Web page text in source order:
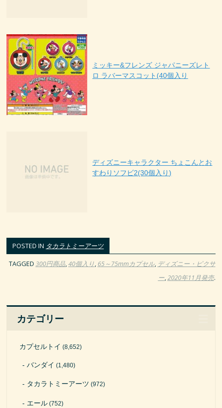
ミッキー&フレンズ ジャパニーズレト
ロ ラバーマスコット(40個入り
ディズニーキャラクター ちょこんとお
すわりソフビ2(30個入り)
POSTED IN タカラトミーアーツ
TAGGED 300円商品,40個入り, 65～75mmカプセル, ディズニー・ピクサ
ー,2020年11月発売.
カテゴリー
カプセルトイ (8,652)
バンダイ (1,480)
タカラトミーアーツ (972)
エール (752)